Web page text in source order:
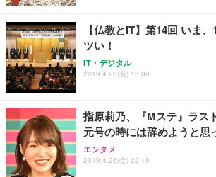
【仏教とIT】第14回 いま
ツい！
IT・デジタル
2019.4.26(金) 16:08
指原莉乃、『Mステ』ラス
元号の時には辞めようと思
エンタメ
2019.4.26(金) 22:10